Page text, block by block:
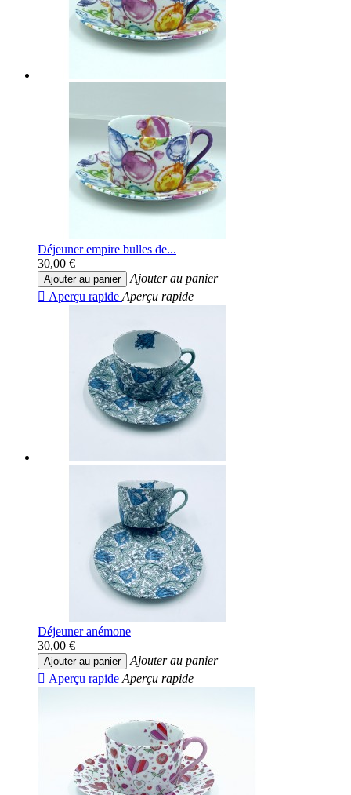
Déjeuner empire bulles de...
30,00 €
Ajouter au panier
Ajouter au panier
 Aperçu rapide Aperçu rapide
Déjeuner anémone
30,00 €
Ajouter au panier
Ajouter au panier
 Aperçu rapide Aperçu rapide